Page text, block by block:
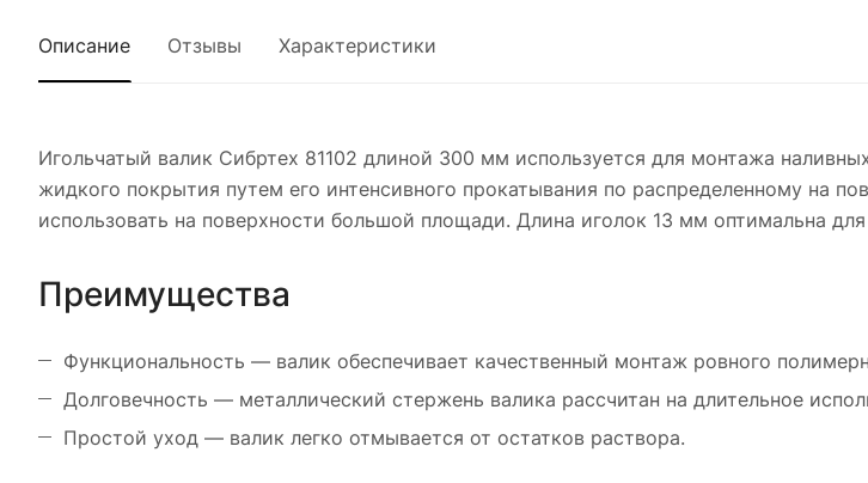
Описание Отзывы Характеристики
Игольчатый валик Сибртех 81102 длиной 300 мм используется для монтажа
жидкого покрытия путем его интенсивного прокатывания по распределенному на
использовать на поверхности большой площади. Длина иголок 13 мм оптимальна
Преимущества
Функциональность — валик обеспечивает качественный монтаж ровного
Долговечность — металлический стержень валика рассчитан на длительное
Простой уход — валик легко отмывается от остатков раствора.